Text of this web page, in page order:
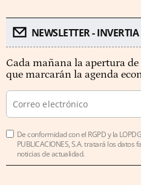
NEWSLETTER - INVERTIA
Cada mañana la apertura
que marcarán la agenda
De conformidad con el RGPD y la
PUBLICACIONES, S.A. tratará los
noticias de actualidad.